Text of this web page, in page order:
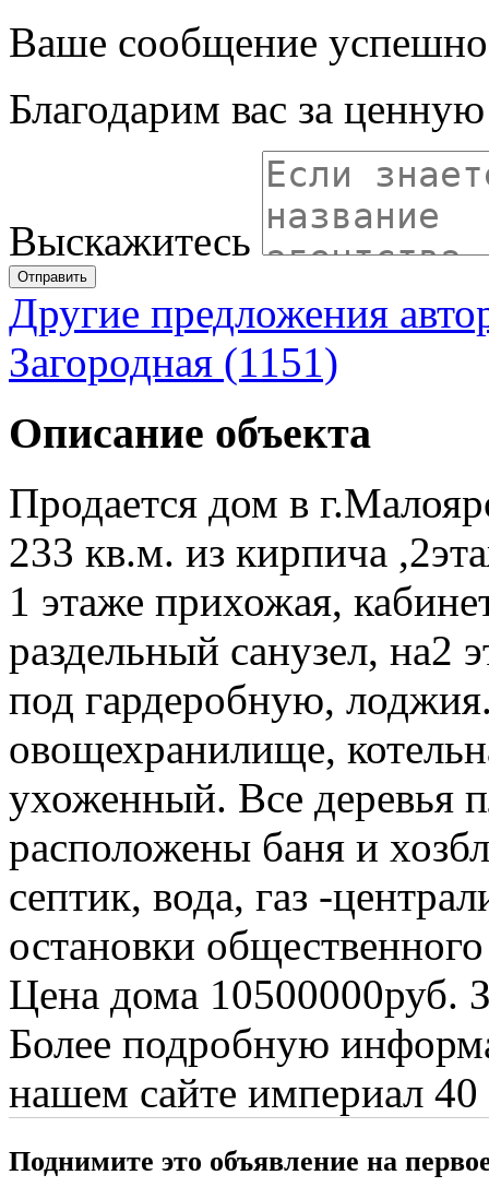
Ваше сообщение успешно
Благодарим вас за
Выскажитесь
Отправить
Другие предложения
Загородная (1151)
Описание объекта
Продается дом в
233 кв.м. из кирпича
1 этаже прихожая,
раздельный санузел, на2
под гардеробную,
овощехранилище,
ухоженный. Все деревья
расположены баня и
септик, вода, газ -
остановки
Цена дома 10500000руб.
Более подробную
нашем сайте империал 40
Поднимите это объявление на